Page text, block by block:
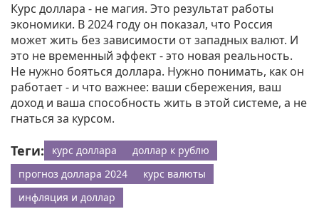
Курс доллара - не магия. Это результат работы
экономики. В 2024 году он показал, что Россия
может жить без зависимости от западных валют. И
это не временный эффект - это новая реальность.
Не нужно бояться доллара. Нужно понимать, как он
работает - и что важнее: ваши сбережения, ваш
доход и ваша способность жить в этой системе, а не
гнаться за курсом.
Теги: курс доллара
доллар к рублю
прогноз доллара 2024
курс валюты
инфляция и доллар